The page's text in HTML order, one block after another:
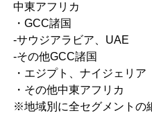
中東アフリカ
・GCC諸国
-サウジアラビア、UAE
-その他GCC諸国
・エジプト、ナイジェリア
・その他中東アフリカ
※地域別に全セグメントの